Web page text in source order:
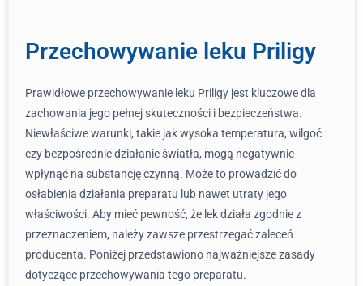
Przechowywanie leku Priligy
Prawidłowe przechowywanie leku Priligy jest kluczowe dla
zachowania jego pełnej skuteczności i bezpieczeństwa.
Niewłaściwe warunki, takie jak wysoka temperatura, wilgoć
czy bezpośrednie działanie światła, mogą negatywnie
wpłynąć na substancję czynną. Może to prowadzić do
osłabienia działania preparatu lub nawet utraty jego
właściwości. Aby mieć pewność, że lek działa zgodnie z
przeznaczeniem, należy zawsze przestrzegać zaleceń
producenta. Poniżej przedstawiono najważniejsze zasady
dotyczące przechowywania tego preparatu.